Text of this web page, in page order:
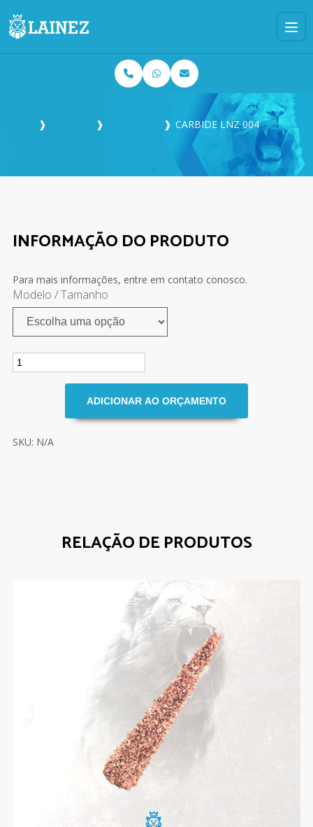
❱ ❱ ❱ CARBIDE LNZ 004
INFORMAÇÃO DO PRODUTO
Para mais informações, entre em contato conosco.
Modelo / Tamanho
SKU: N/A
RELAÇÃO DE PRODUTOS